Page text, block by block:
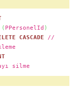
( PPersonelId )
CASCADE //
silme